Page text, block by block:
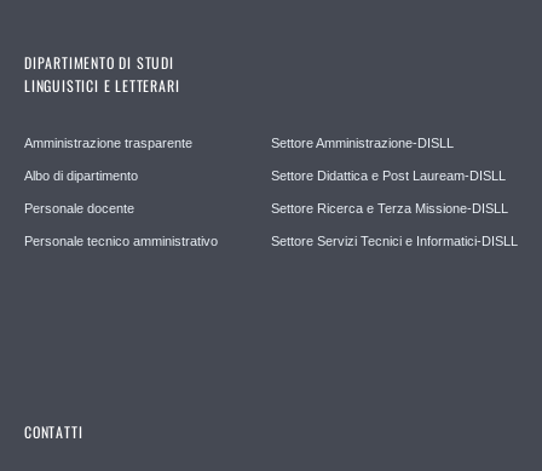
DIPARTIMENTO DI STUDI
LINGUISTICI E LETTERARI
Amministrazione trasparente
Albo di dipartimento
Personale docente
Personale tecnico amministrativo
Settore Amministrazione-DISLL
Settore Didattica e Post Lauream-DISLL
Settore Ricerca e Terza Missione-DISLL
Settore Servizi Tecnici e Informatici-DISLL
CONTATTI